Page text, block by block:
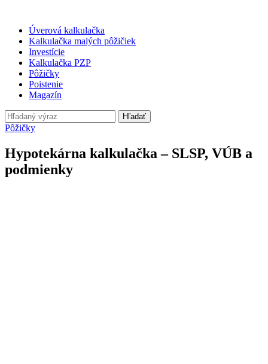
Úverová kalkulačka
Kalkulačka malých pôžičiek
Investície
Kalkulačka PZP
Pôžičky
Poistenie
Magazín
Hľadať
Pôžičky
Hypotekárna kalkulačka – SLSP, VÚB a
podmienky